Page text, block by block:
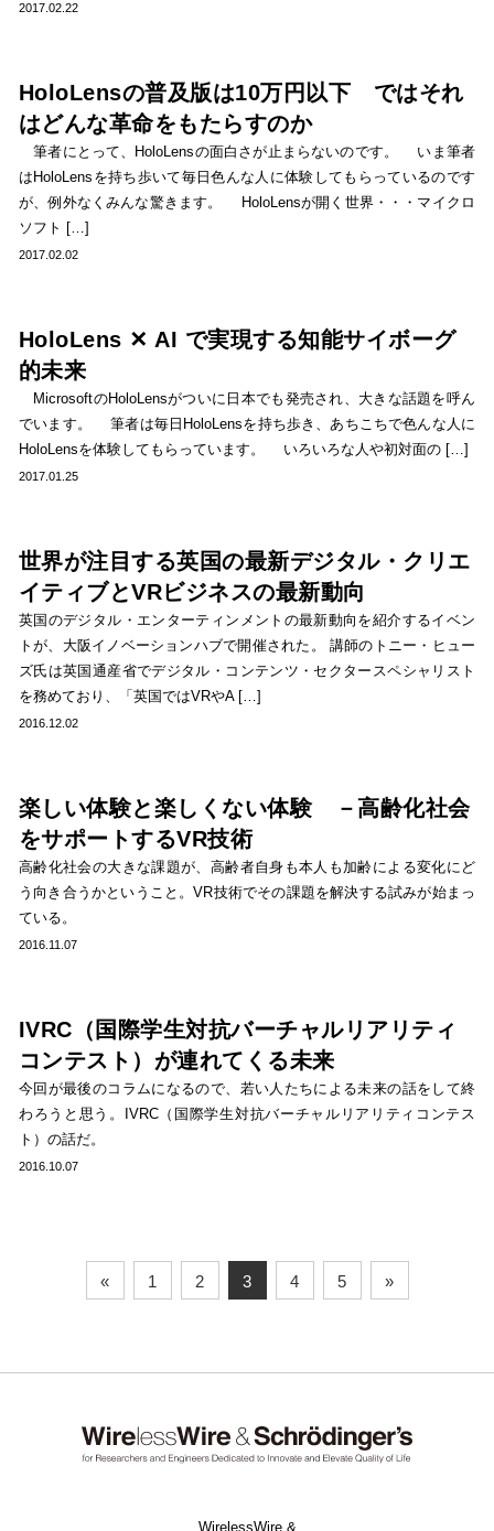
2017.02.22
HoloLensの普及版は10万円以下 ではそれ
はどんな革命をもたらすのか
筆者にとって、HoloLensの面白さが止まらないのです。 いま筆者
はHoloLensを持ち歩いて毎日色んな人に体験してもらっているのです
が、例外なくみんな驚きます。 HoloLensが開く世界・・・マイクロ
ソフト […]
2017.02.02
HoloLens ✕ AI で実現する知能サイボーグ
的未来
MicrosoftのHoloLensがついに日本でも発売され、大きな話題を呼ん
でいます。 筆者は毎日HoloLensを持ち歩き、あちこちで色んな人に
HoloLensを体験してもらっています。 いろいろな人や初対面の […]
2017.01.25
世界が注目する英国の最新デジタル・クリエ
イティブとVRビジネスの最新動向
英国のデジタル・エンターティンメントの最新動向を紹介するイベン
トが、大阪イノベーションハブで開催された。 講師のトニー・ヒュー
ズ氏は英国通産省でデジタル・コンテンツ・セクタースペシャリスト
を務めており、「英国ではVRやA […]
2016.12.02
楽しい体験と楽しくない体験 －高齢化社会
をサポートするVR技術
高齢化社会の大きな課題が、高齢者自身も本人も加齢による変化にど
う向き合うかということ。VR技術でその課題を解決する試みが始まっ
ている。
2016.11.07
IVRC（国際学生対抗バーチャルリアリティ
コンテスト）が連れてくる未来
今回が最後のコラムになるので、若い人たちによる未来の話をして終
わろうと思う。IVRC（国際学生対抗バーチャルリアリティコンテス
ト）の話だ。
2016.10.07
« 1 2 3 4 5 »
WirelessWire &